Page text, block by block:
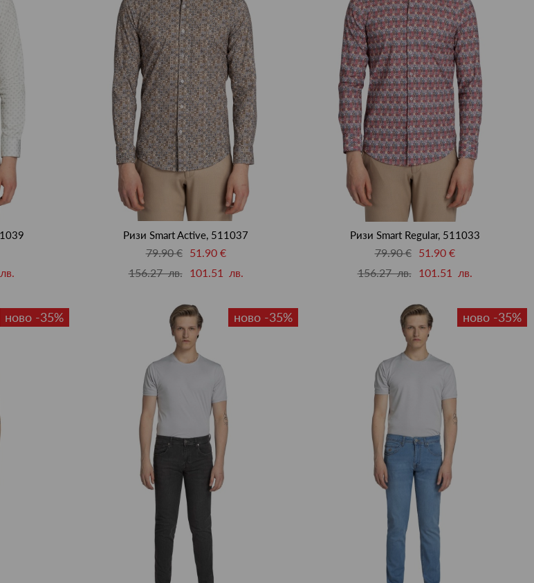
Ризи Smart Active, 511037
79.90 €
51.90 €
156.27 лв.
101.51 лв.
Ризи Smart Regular, 511033
79.90 €
51.90 €
156.27 лв.
101.51 лв.
ново -35% ново -35% ново -35%